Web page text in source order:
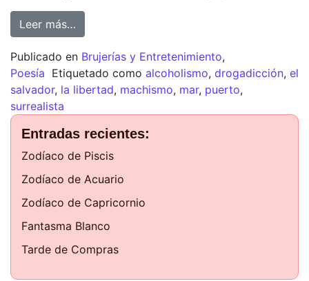
Leer más…
Publicado en Brujerías y Entretenimiento,
Poesía Etiquetado como alcoholismo, drogadicción, el
salvador, la libertad, machismo, mar, puerto,
surrealista
Entradas recientes:
Zodíaco de Piscis
Zodíaco de Acuario
Zodíaco de Capricornio
Fantasma Blanco
Tarde de Compras